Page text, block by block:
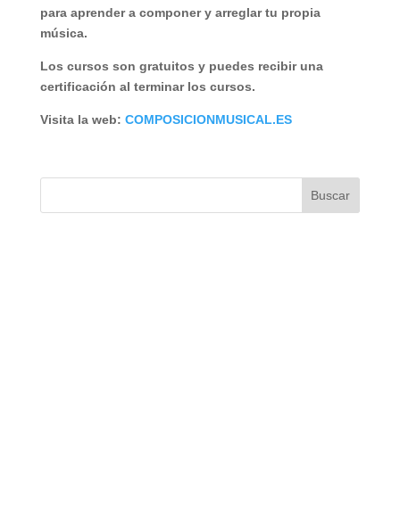
para aprender a componer y arreglar tu propia
música.
Los cursos son gratuitos y puedes recibir una
certificación al terminar los cursos.
Visita la web: COMPOSICIONMUSICAL.ES